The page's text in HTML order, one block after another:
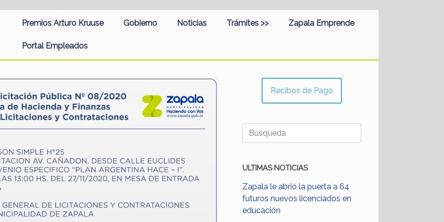
Premios Arturo Kruuse Gobierno Noticias Trámites >> Zapala Emprende
Portal Empleados
Recibos de Pago
Buscar:
ULTIMAS NOTICIAS
Zapala le abrió la puerta a 64
futuros nuevos licenciados en
educación